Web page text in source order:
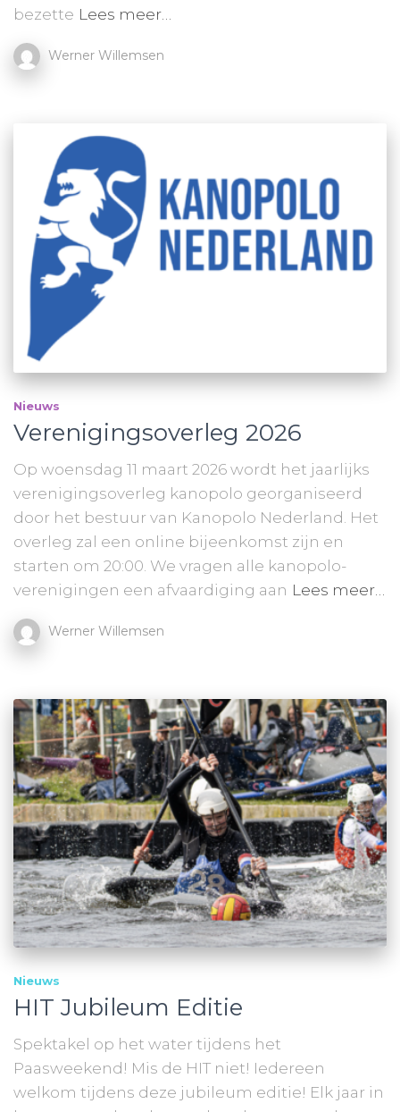
bezette Lees meer…
Werner Willemsen
Nieuws
Verenigingsoverleg 2026
Op woensdag 11 maart 2026 wordt het jaarlijks
verenigingsoverleg kanopolo georganiseerd
door het bestuur van Kanopolo Nederland. Het
overleg zal een online bijeenkomst zijn en
starten om 20:00. We vragen alle kanopolo-
verenigingen een afvaardiging aan Lees meer…
Werner Willemsen
Nieuws
HIT Jubileum Editie
Spektakel op het water tijdens het
Paasweekend! Mis de HIT niet! Iedereen
welkom tijdens deze jubileum editie! Elk jaar in